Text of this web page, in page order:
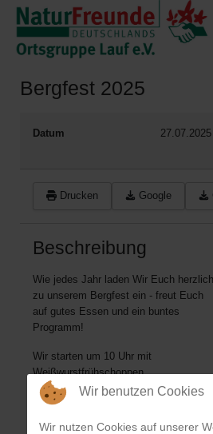
Bergfest 2025
Datum 27.07.2025
Drucken Google
Beschreibung
Wie jedes Jahr laden Wir Euch herzlich
zu unserem Bergfest ein - freut Euch
auf gutes Essen und ein buntes
Programm!
Wir starten um 10 Uhr mit
Weißwurstfrühschoppen.
Dieser wird musikalisch begleitet vom
Wir benutzen Cookies
Wir nutzen Cookies auf unserer